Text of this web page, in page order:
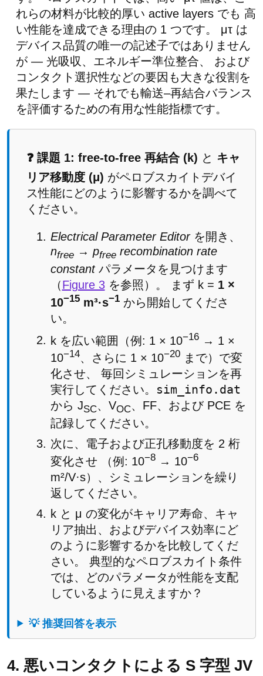
れらの材料が比較的厚い active layers でも 高
い性能を達成できる理由の 1 つです。 μτ は
デバイス品質の唯一の記述子ではありません
が — 光吸収、エネルギー準位整合、 および
コンタクト選択性などの要因も大きな役割を
果たします — それでも輸送–再結合バランス
を評価するための有用な性能指標です。
❓ 課題 1: free-to-free 再結合 (k) と キャ
リア移動度 (μ) がペロブスカイトデバイ
ス性能にどのように影響するかを調べて
ください。
Electrical Parameter Editorを開き、
nfree→ pfreerecombination rate
constantパラメータを見つけます
（Figure 3を参照）。 まず k = 1 ×
10−15m³·s−1から開始してくださ
い。
k を広い範囲（例: 1 × 10−16→ 1 ×
10−14、さらに 1 × 10−20まで）で変
化させ、 毎回シミュレーションを再
実行してください。
sim_info.dat
から JSC、VOC、FF、および PCE を
記録してください。
次に、電子および正孔移動度を 2 桁
変化させ （例: 10−8→ 10−6
m²/V·s）、シミュレーションを繰り
返してください。
k と μ の変化がキャリア寿命、キャ
リア抽出、およびデバイス効率にど
のように影響するかを比較してくだ
さい。 典型的なペロブスカイト条件
では、どのパラメータが性能を支配
しているように見えますか？
💡 推奨回答を表示
4. 悪いコンタクトによる S 字型 JV